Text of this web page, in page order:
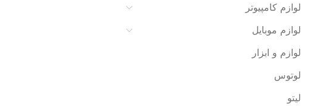
لوازم کامپیوتر
لوازم موبایل
لوازم و ابزار
لوتوس
لیتو